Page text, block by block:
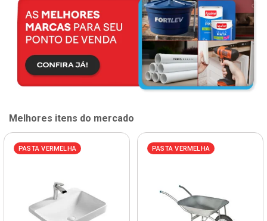
Melhores itens do mercado
PASTA VERMELHA PASTA VERMELHA